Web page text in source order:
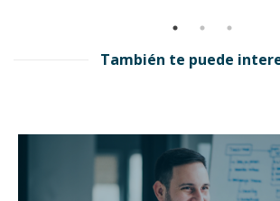
También te puede